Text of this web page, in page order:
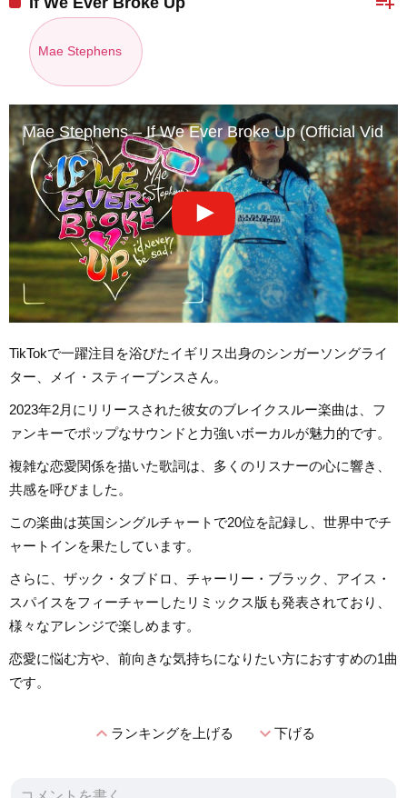
Mae Stephens
Mae Stephens – If We Ever Broke Up (Official Video)
TikTokで一躍注目を浴びたイギリス出身のシンガーソングライ
ター、メイ・スティーブンスさん。
2023年2月にリリースされた彼女のブレイクスルー楽曲は、フ
ァンキーでポップなサウンドと力強いボーカルが魅力的です。
複雑な恋愛関係を描いた歌詞は、多くのリスナーの心に響き、
共感を呼びました。
この楽曲は英国シングルチャートで20位を記録し、世界中でチ
ャートインを果たしています。
さらに、ザック・タブドロ、チャーリー・ブラック、アイス・
スパイスをフィーチャーしたリミックス版も発表されており、
様々なアレンジで楽しめます。
恋愛に悩む方や、前向きな気持ちになりたい方におすすめの1曲
です。
expand_lessランキングを上げる expand_more下げる